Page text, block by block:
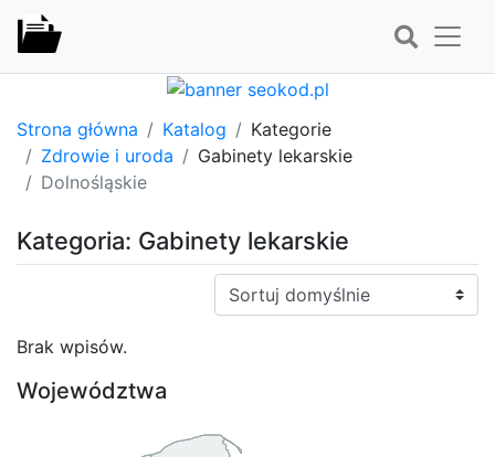
Strona główna Katalog
Kategorie
Zdrowie i uroda
Gabinety lekarskie
Dolnośląskie
Kategoria: Gabinety lekarskie
Sortuj:
Brak wpisów.
Województwa